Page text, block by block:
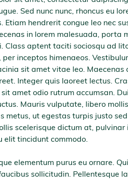
Sed nunc nunc, rhoncus eu
Etiam hendrerit congue leo nec
in lorem malesuada, porta
Class aptent taciti sociosqu ad
per inceptos himenaeos.
sit amet vitae leo. Maecenas
Integer quis laoreet lectus.
amet odio rutrum accumsan.
Mauris vulputate, libero
metus, ut egestas turpis justo
scelerisque dictum at, pulvinar
elit tincidunt commodo.
elementum purus eu ornare.
sollicitudin. Pellentesque